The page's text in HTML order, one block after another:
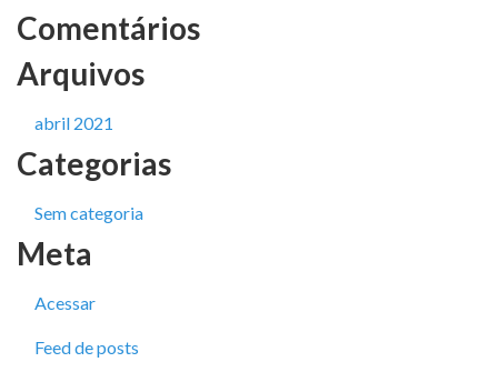
Comentários
Arquivos
abril 2021
Categorias
Sem categoria
Meta
Acessar
Feed de posts